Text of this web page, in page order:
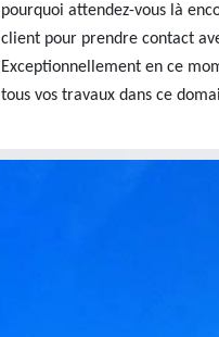
pourquoi attendez-vous là
client pour prendre contact
Exceptionnellement en ce
tous vos travaux dans ce